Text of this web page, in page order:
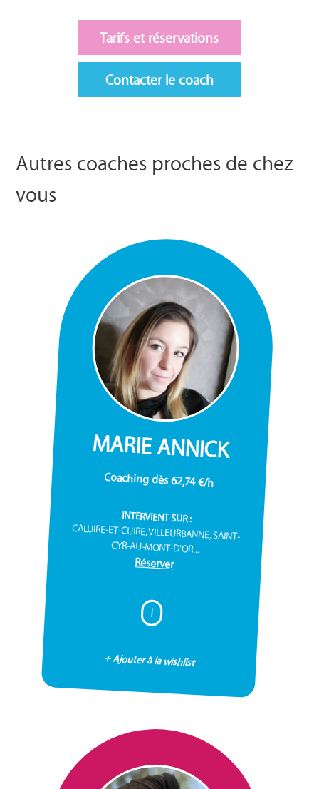
Tarifs et réservations
Contacter le coach
Autres coaches proches de chez
vous
MARIE ANNICK
Coaching dès 62,74 €/h
INTERVIENT SUR :
CALUIRE-ET-CUIRE, VILLEURBANNE, SAINT-
CYR-AU-MONT-D'OR...
Réserver
I
+ Ajouter à la wishlist